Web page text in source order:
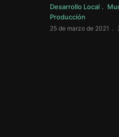
Desarrollo Local
Producción
25 de marzo de 2021